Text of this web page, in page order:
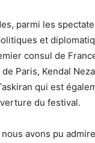
parmi les
et
consul de
Paris, Kendal
qui est
du festival.
avons pu